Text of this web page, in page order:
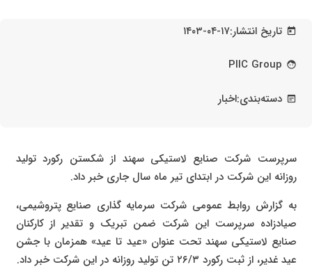
today تاریخ انتشار:۱۴۰۳-۰۴-۱۷
face
PIIC Group
wysiwyg دسته‌بندی:اخبار
سرپرست شرکت صنایع لاستیکی سهند از شکستن رکورد تولید
روزانه این شرکت در ابتدای تیر ماه سال جاری خبر داد.
به گزارش روابط عمومی شرکت سرمایه گذاری صنایع پتروشیمی،
صیادزاده سرپرست این شرکت ضمن تبریک و تقدیر از کارکنان
صنایع لاستیکی سهند تحت عنوان «عید تا عید» همزمان با جشن
عید غدیر، از ثبت رکورد ۲۶/۳ تن تولید روزانه در این شرکت خبر داد.